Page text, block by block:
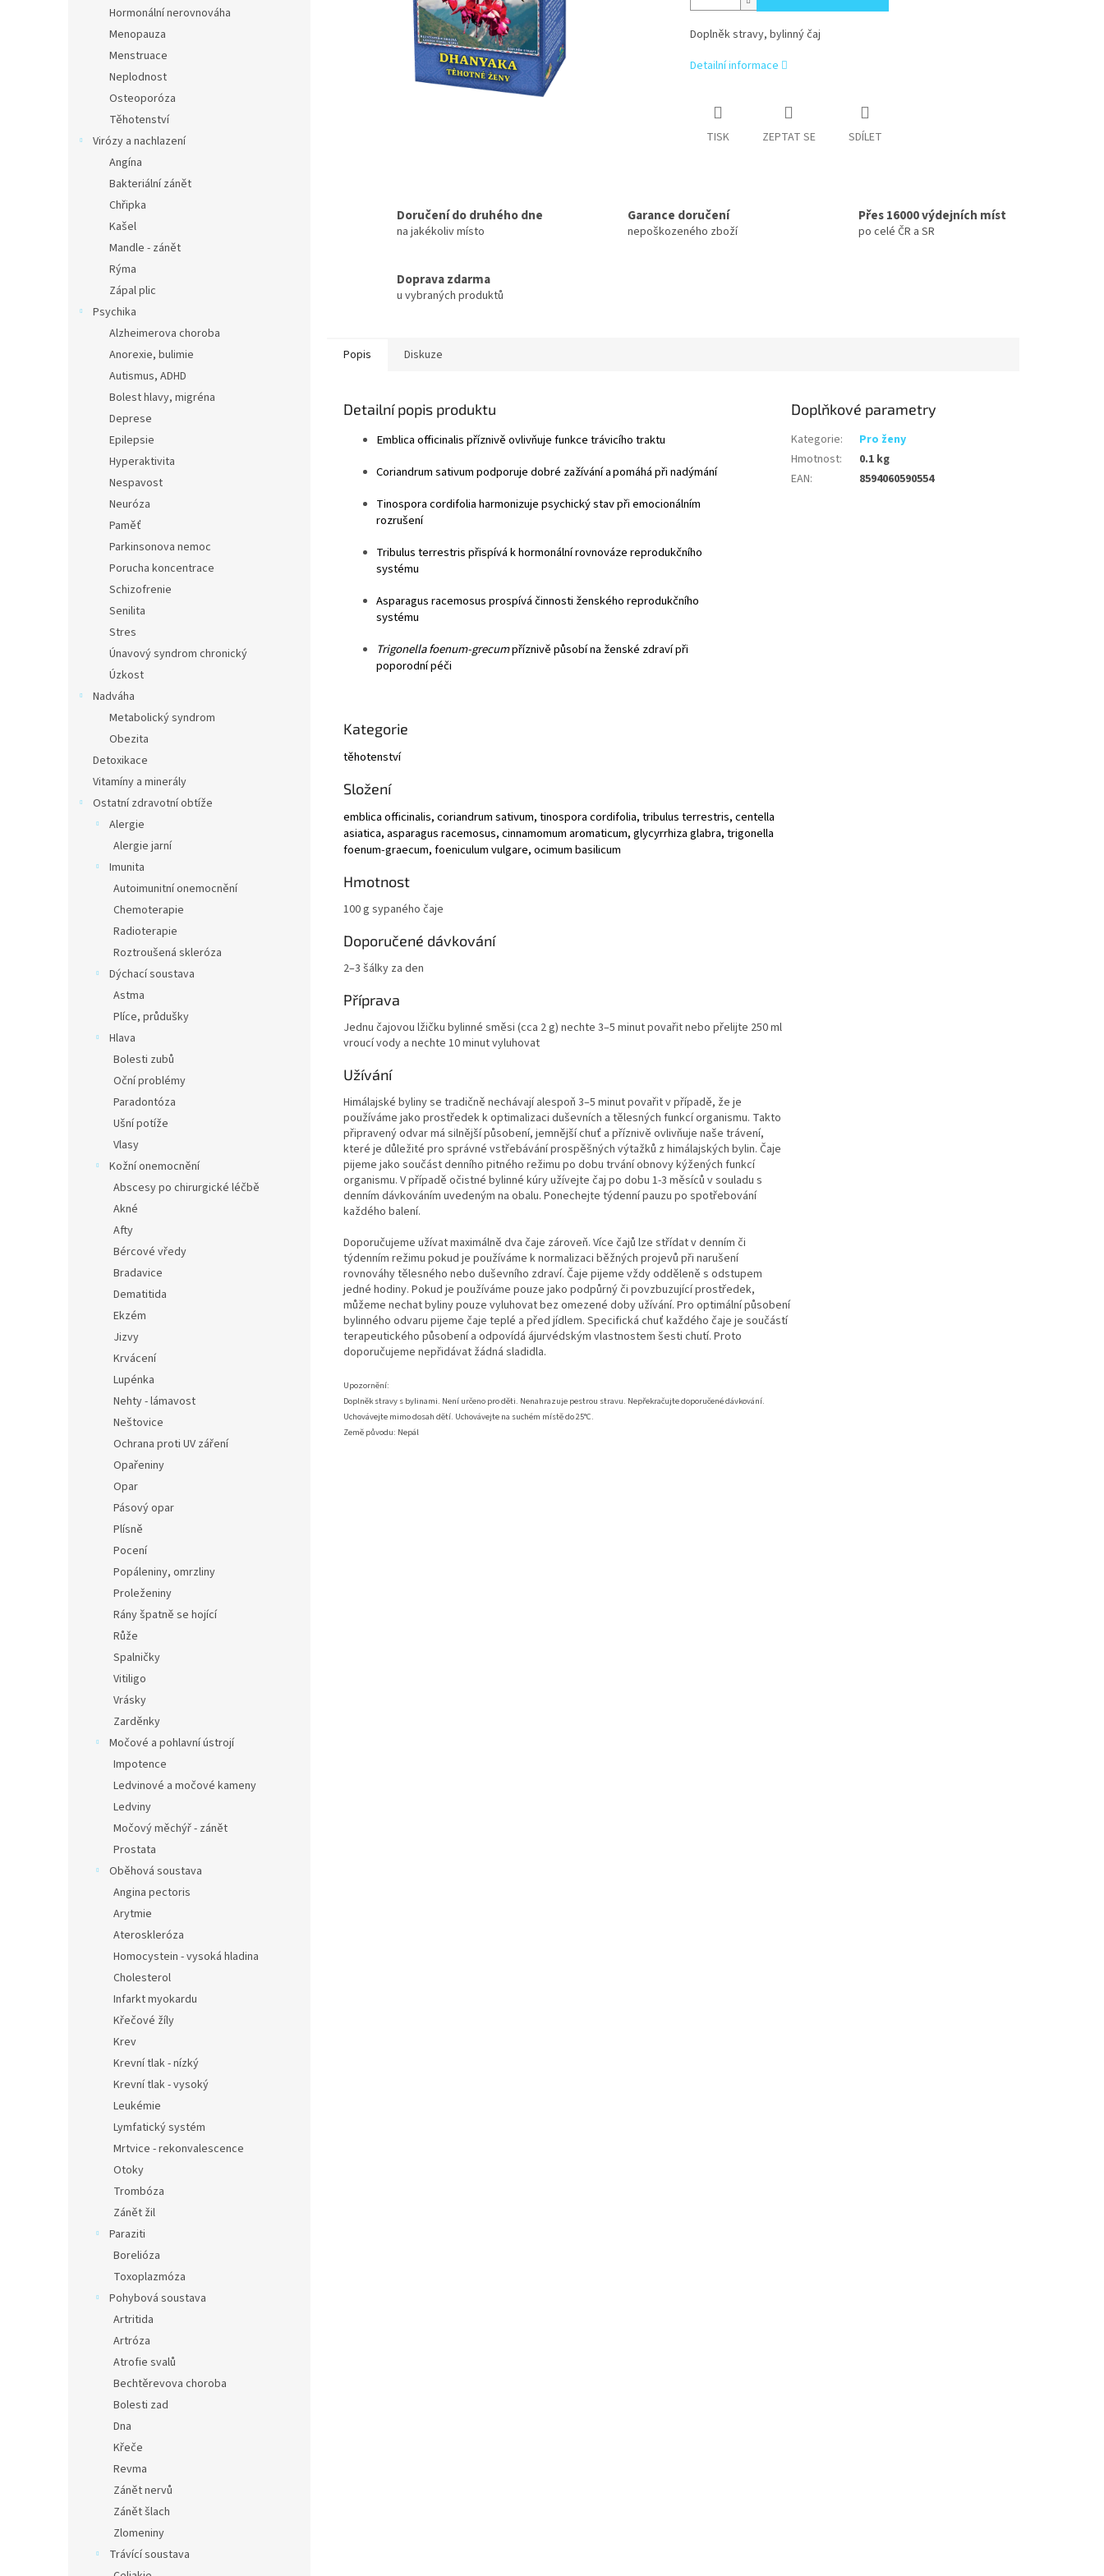
Hormonální nerovnováha
Menopauza
Menstruace
Neplodnost
Osteoporóza
Těhotenství
Virózy a nachlazení
Angína
Bakteriální zánět
Chřipka
Kašel
Mandle - zánět
Rýma
Zápal plic
Psychika
Alzheimerova choroba
Anorexie, bulimie
Autismus, ADHD
Bolest hlavy, migréna
Deprese
Epilepsie
Hyperaktivita
Nespavost
Neuróza
Paměť
Parkinsonova nemoc
Porucha koncentrace
Schizofrenie
Senilita
Stres
Únavový syndrom chronický
Úzkost
Nadváha
Metabolický syndrom
Obezita
Detoxikace
Vitamíny a minerály
Ostatní zdravotní obtíže
Alergie
Alergie jarní
Imunita
Autoimunitní onemocnění
Chemoterapie
Radioterapie
Roztroušená skleróza
Dýchací soustava
Astma
Plíce, průdušky
Hlava
Bolesti zubů
Oční problémy
Paradontóza
Ušní potíže
Vlasy
Kožní onemocnění
Abscesy po chirurgické léčbě
Akné
Afty
Bércové vředy
Bradavice
Dematitida
Ekzém
Jizvy
Krvácení
Lupénka
Nehty - lámavost
Neštovice
Ochrana proti UV záření
Opařeniny
Opar
Pásový opar
Plísně
Pocení
Popáleniny, omrzliny
Proleženiny
Rány špatně se hojící
Růže
Spalničky
Vitiligo
Vrásky
Zarděnky
Močové a pohlavní ústrojí
Impotence
Ledvinové a močové kameny
Ledviny
Močový měchýř - zánět
Prostata
Oběhová soustava
Angina pectoris
Arytmie
Ateroskleróza
Homocystein - vysoká hladina
Cholesterol
Infarkt myokardu
Křečové žíly
Krev
Krevní tlak - nízký
Krevní tlak - vysoký
Leukémie
Lymfatický systém
Mrtvice - rekonvalescence
Otoky
Trombóza
Zánět žil
Paraziti
Borelióza
Toxoplazmóza
Pohybová soustava
Artritida
Artróza
Atrofie svalů
Bechtěrevova choroba
Bolesti zad
Dna
Křeče
Revma
Zánět nervů
Zánět šlach
Zlomeniny
Trávící soustava
Doplněk stravy, bylinný čaj
Detailní informace
TISK ZEPTAT SE SDÍLET
Doručení do druhého dne
na jakékoliv místo
Garance doručení
nepoškozeného zboží
Přes 16000 výdejních míst
po celé ČR a SR
Doprava zdarma
u vybraných produktů
Popis Diskuze
Detailní popis produktu
Emblica officinalispříznivě ovlivňuje funkce trávicího traktu
Coriandrum sativumpodporuje dobré zažívání apomáhá při nadýmání
Tinospora cordifoliaharmonizuje psychický stav při emocionálním
rozrušení
Tribulus terrestrispřispívá k hormonální rovnováze reprodukčního
systému
Asparagus racemosusprospívá činnosti ženského reprodukčního
systému
Trigonella foenum-grecumpříznivě působí na ženské zdraví při
poporodní péči
Kategorie
těhotenství
Složení
emblica officinalis, coriandrum sativum, tinospora cordifolia, tribulus terrestris,centella
asiatica, asparagus racemosus, cinnamomum aromaticum, glycyrrhiza glabra,trigonella
foenum-graecum, foeniculum vulgare, ocimum basilicum
Hmotnost
100 g sypaného čaje
Doporučené dávkování
2–3 šálky za den
Příprava
Jednu čajovou lžičku bylinné směsi (cca 2 g) nechte 3–5 minut povařit nebo přelijte 250 ml
vroucí vody a nechte 10 minut vyluhovat
Užívání
Himálajské byliny se tradičně nechávají alespoň 3–5 minut povařit v případě, že je
používáme jako prostředek k optimalizaci duševních a tělesných funkcí organismu. Takto
připravený odvar má silnější působení, jemnější chuť a příznivě ovlivňuje naše trávení,
které je důležité pro správné vstřebávání prospěšných výtažků z himálajských bylin. Čaje
pijeme jako součást denního pitného režimu po dobu trvání obnovy kýžených funkcí
organismu. V případě očistné bylinné kúry užívejte čaj po dobu 1-3 měsíců v souladu s
denním dávkováním uvedeným na obalu. Ponechejte týdenní pauzu po spotřebování
každého balení.
Doporučujeme užívat maximálně dva čaje zároveň. Více čajů lze střídat v denním či
týdenním režimu pokud je používáme k normalizaci běžných projevů při narušení
rovnováhy tělesného nebo duševního zdraví. Čaje pijeme vždy odděleně s odstupem
jedné hodiny. Pokud je používáme pouze jako podpůrný či povzbuzující prostředek,
můžeme nechat byliny pouze vyluhovat bez omezené doby užívání. Pro optimální působení
bylinného odvaru pijeme čaje teplé a před jídlem. Specifická chuť každého čaje je součástí
terapeutického působení a odpovídá ájurvédským vlastnostem šesti chutí. Proto
doporučujeme nepřidávat žádná sladidla.
Upozornění:
Doplněk stravy s bylinami. Není určeno pro děti. Nenahrazuje pestrou stravu. Nepřekračujte doporučené dávkování.
Uchovávejte mimo dosah dětí. Uchovávejte na suchém místě do 25°C.
Země původu: Nepál
Doplňkové parametry
Kategorie:
Pro ženy
Hmotnost:
0.1 kg
EAN: 8594060590554